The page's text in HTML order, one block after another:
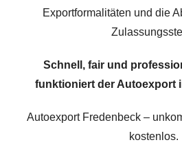
Exportformalitäten und die
Schnell, fair und
funktioniert der Autoexport
Autoexport Fredenbeck –
kostenlos.